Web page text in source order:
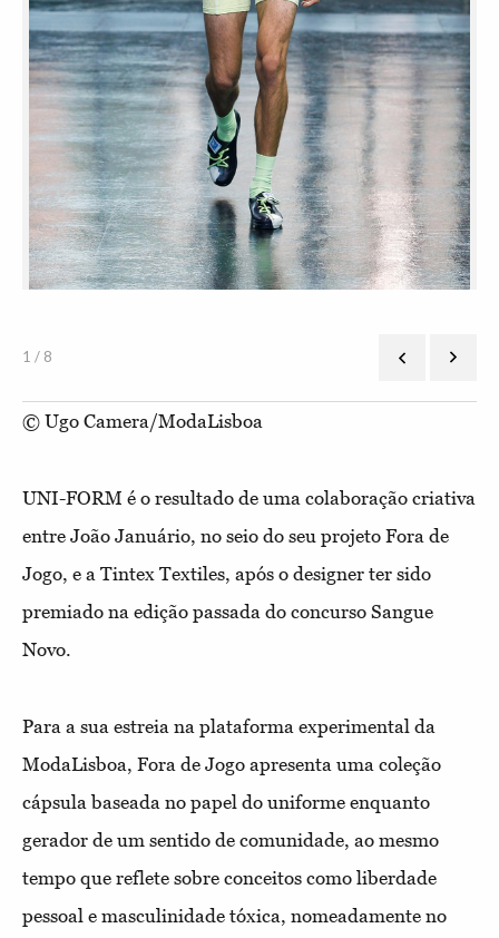
1 / 8
© Ugo Camera/ModaLisboa
UNI-FORM é o resultado de uma colaboração criativa
entre João Januário, no seio do seu projeto Fora de
Jogo, e a Tintex Textiles, após o designer ter sido
premiado na edição passada do concurso Sangue
Novo.
Para a sua estreia na plataforma experimental da
ModaLisboa, Fora de Jogo apresenta uma coleção
cápsula baseada no papel do uniforme enquanto
gerador de um sentido de comunidade, ao mesmo
tempo que reflete sobre conceitos como liberdade
pessoal e masculinidade tóxica, nomeadamente no